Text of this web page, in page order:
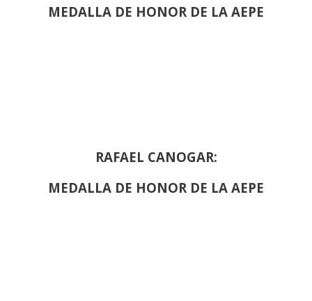
MEDALLA DE HONOR DE LA AEPE
RAFAEL CANOGAR:
MEDALLA DE HONOR DE LA AEPE